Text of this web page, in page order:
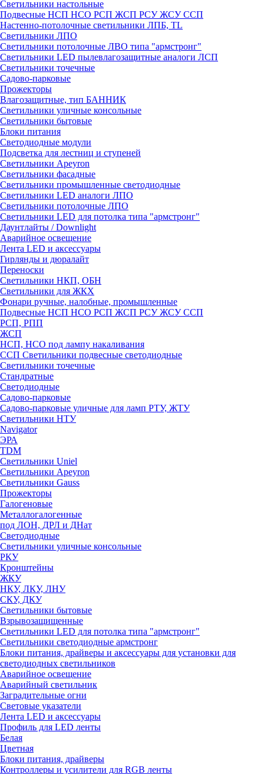
Светильники настольные
Подвесные НСП НСО РСП ЖСП РСУ ЖСУ ССП
Настенно-потолочные светильники ЛПБ, TL
Светильники ЛПО
Светильники потолочные ЛВО типа "армстронг"
Светильники LED пылевлагозащитные аналоги ЛСП
Светильники точечные
Садово-парковые
Прожекторы
Влагозащитные, тип БАННИК
Светильники уличные консольные
Светильники бытовые
Блоки питания
Светодиодные модули
Подсветка для лестниц и ступеней
Светильники Apeyron
Светильники фасадные
Светильники промышленные светодиодные
Светильники LED аналоги ЛПО
Светильники потолочные ЛПО
Светильники LED для потолка типа "армстронг"
Даунтлайты / Downlight
Аварийное освещение
Лента LED и аксессуары
Гирлянды и дюралайт
Переноски
Светильники НКП, ОБН
Светильники для ЖКХ
Фонари ручные, налобные, промышленные
Подвесные НСП НСО РСП ЖСП РСУ ЖСУ ССП
РСП, РПП
ЖСП
НСП, НСО под лампу накаливания
ССП Светильники подвесные светодиодные
Светильники точечные
Стандратные
Светодиодные
Садово-парковые
Садово-парковые уличные для ламп РТУ, ЖТУ
Светильники НТУ
Navigator
ЭРА
TDM
Светильники Uniel
Светильники Apeyron
Светильники Gauss
Прожекторы
Галогеновые
Металлогалогенные
под ЛОН, ДРЛ и ДНат
Светодиодные
Светильники уличные консольные
РКУ
Кронштейны
ЖКУ
НКУ, ЛКУ, ЛНУ
СКУ, ДКУ
Светильники бытовые
Взрывозащищенные
Светильники LED для потолка типа "армстронг"
Светильники светодиодные армстронг
Блоки питания, драйверы и аксессуары для установки для
светодиодных светильников
Аварийное освещение
Аварийный светильник
Заградительные огни
Световые указатели
Лента LED и аксессуары
Профиль для LED ленты
Белая
Цветная
Блоки питания, драйверы
Контроллеры и усилители для RGB ленты